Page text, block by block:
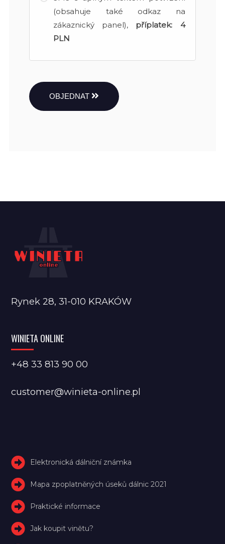
(obsahuje také odkaz na
zákaznický panel), příplatek: 4
PLN
OBJEDNAT
Rynek 28, 31-010 KRAKÓW
WINIETA ONLINE
+48 33 813 90 00
customer@winieta-online.pl
Elektronická dálniční známka
Mapa zpoplatněných úseků dálnic 2021
Praktické informace
Jak koupit vinětu?